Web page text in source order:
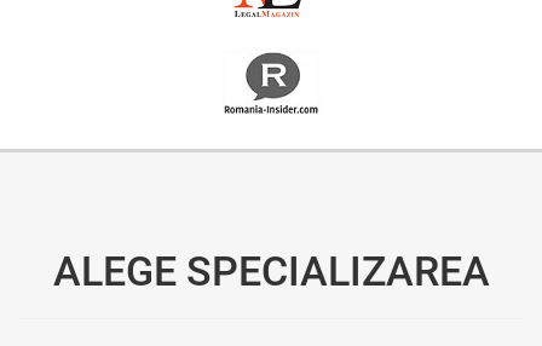
ALEGE SPECIALIZAREA